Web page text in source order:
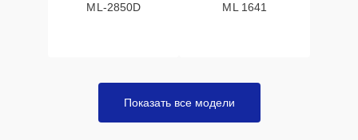
ML-2850D
ML 1641
Показать все модели